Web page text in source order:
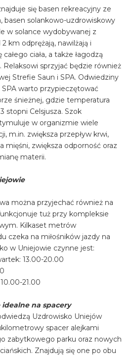
się basen rekreacyjny ze
basen solankowo-uzdrowiskowy
w solance wydobywanej z
km odprężają, nawilżają i
ciała, a także łagodzą
Relaksowi sprzyjać będzie również
Strefie Saun i SPA. Odwiedziny
warto przypieczętować
śnieżnej, gdzie temperatura
stopni Celsjusza. Szok
w organizmie wiele
m.in. zwiększa przepływ krwi,
mięśni, zwiększa odporność oraz
materii.
można przyjechać również na
tuż przy kompleksie
Kilkaset metrów
czeka na miłośników jazdy na
w Uniejowie czynne jest:
13.00-20.00
21.00
idealne na spacery
Uzdrowisko Uniejów
spacer alejkami
zabytkowego parku oraz nowych
Znajdują się one po obu